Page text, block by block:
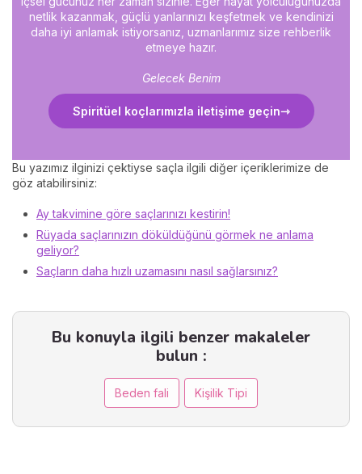
netlik kazanmak, güçlü yanlarınızı keşfetmek ve kendinizi
daha iyi anlamak istiyorsanız, uzmanlarımız size rehberlik
etmeye hazır.
Gelecek Benim
Spiritüel koçlarımızla iletişime geçin
Bu yazımız ilginizi çektiyse saçla ilgili diğer içeriklerimize de
göz atabilirsiniz:
Ay takvimine göre saçlarınızı kestirin!
Rüyada saçlarınızın döküldüğünü görmek ne anlama
geliyor?
Saçların daha hızlı uzamasını nasıl sağlarsınız?
Bu konuyla ilgili benzer makaleler
bulun :
Beden fali Kişilik Tipi